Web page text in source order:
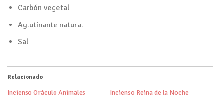
Carbón vegetal
Aglutinante natural
Sal
Relacionado
Incienso Oráculo Animales
Incienso Reina de la Noche